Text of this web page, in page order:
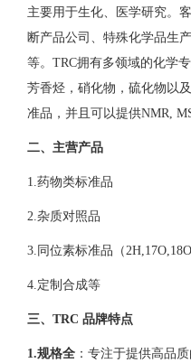
主要用于生化、医学研究。
断产品公司、特殊化学品生
等。TRC拥有多领域的化学
芳香烃，硝化物，硫化物以
准品，并且可以提供NMR,
二、主营产品
1.药物类标准品
2.杂质对照品
3.同位素标准品（
4.定制合成等
三、TRC 品牌特点
1.规格全 ：专注于提供高品